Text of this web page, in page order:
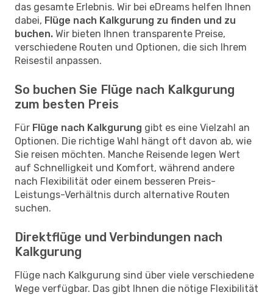
das gesamte Erlebnis. Wir bei eDreams helfen Ihnen
dabei, Flüge nach Kalkgurung zu finden und zu
buchen. Wir bieten Ihnen transparente Preise,
verschiedene Routen und Optionen, die sich Ihrem
Reisestil anpassen.
So buchen Sie Flüge nach Kalkgurung
zum besten Preis
Für Flüge nach Kalkgurung gibt es eine Vielzahl an
Optionen. Die richtige Wahl hängt oft davon ab, wie
Sie reisen möchten. Manche Reisende legen Wert
auf Schnelligkeit und Komfort, während andere
nach Flexibilität oder einem besseren Preis-
Leistungs-Verhältnis durch alternative Routen
suchen.
Direktflüge und Verbindungen nach
Kalkgurung
Flüge nach Kalkgurung sind über viele verschiedene
Wege verfügbar. Das gibt Ihnen die nötige Flexibilität